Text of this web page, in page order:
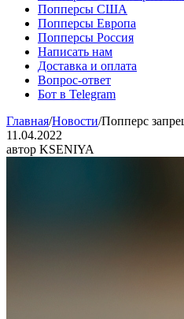
Попперсы США
Попперсы Европа
Попперсы Россия
Написать нам
Доставка и оплата
Вопрос-ответ
Бот в Telegram
Главная/Новости/Попперс
11.04.2022
автор KSENIYA